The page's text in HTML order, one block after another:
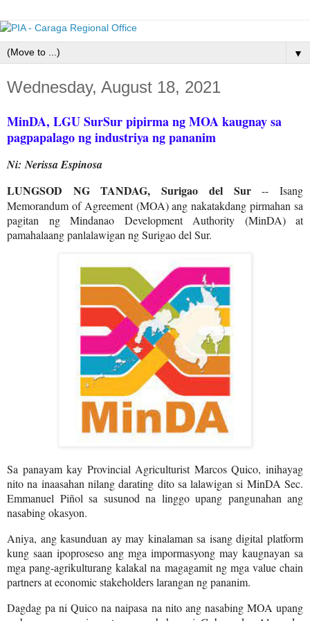
▼
Wednesday, August 18, 2021
MinDA, LGU SurSur pipirma ng MOA kaugnay sa
pagpapalago ng industriya ng pananim
Ni: Nerissa Espinosa
LUNGSOD NG TANDAG, Surigao del Sur-- Isang
Memorandum of Agreement (MOA) ang nakatakdang pirmahan sa
pagitan ng Mindanao Development Authority (MinDA) at
pamahalaang panlalawigan ng Surigao del Sur.
Sa panayam kay Provincial Agriculturist Marcos Quico, inihayag
nito na inaasahan nilang darating dito sa lalawigan si MinDA Sec.
Emmanuel Piñol sa susunod na linggo upang pangunahan ang
nasabing okasyon.
Aniya, ang kasunduan ay may kinalaman sa isang digital platform
kung saan ipoproseso ang mga impormasyong may kaugnayan sa
mga pang-agrikulturang kalakal na magagamit ng mga value chain
partners at economic stakeholders larangan ng pananim.
Dagdag pa ni Quico na naipasa na nito ang nasabing MOA upang